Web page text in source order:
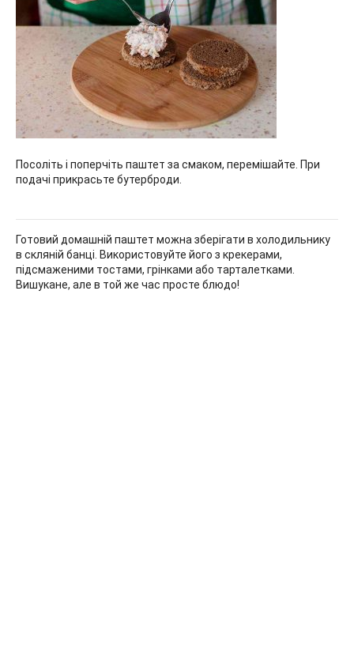
Посоліть і поперчіть паштет за смаком, перемішайте. При
подачі прикрасьте бутерброди.
Готовий домашній паштет можна зберігати в холодильнику
в скляній банці. Використовуйте його з крекерами,
підсмаженими тостами, грінками або тарталетками.
Вишукане, але в той же час просте блюдо!